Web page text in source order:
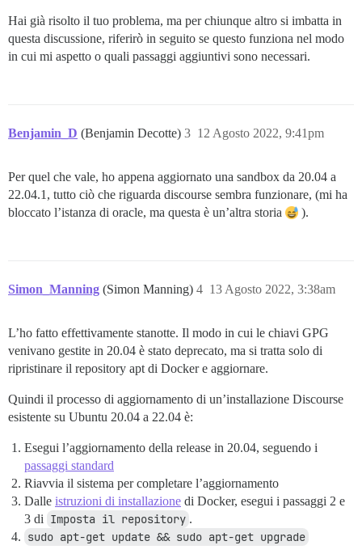
Hai già risolto il tuo problema, ma per chiunque altro si imbatta in
questa discussione, riferirò in seguito se questo funziona nel modo
in cui mi aspetto o quali passaggi aggiuntivi sono necessari.
Benjamin_D (Benjamin Decotte) 12 Agosto 2022, 9:41pm
3
Per quel che vale, ho appena aggiornato una sandbox da 20.04 a
22.04.1, tutto ciò che riguarda discourse sembra funzionare, (mi ha
bloccato l’istanza di oracle, ma questa è un’altra storia
).
Simon_Manning (Simon Manning) 13 Agosto 2022, 3:38am
4
L’ho fatto effettivamente stanotte. Il modo in cui le chiavi GPG
venivano gestite in 20.04 è stato deprecato, ma si tratta solo di
ripristinare il repository apt di Docker e aggiornare.
Quindi il processo di aggiornamento di un’installazione Discourse
esistente su Ubuntu 20.04 a 22.04 è:
Esegui l’aggiornamento della release in 20.04, seguendo i
passaggi standard
Riavvia il sistema per completare l’aggiornamento
Dalle istruzioni di installazione di Docker, esegui i passaggi 2 e
3 di Imposta il repository .
sudo apt-get update && sudo apt-get upgrade